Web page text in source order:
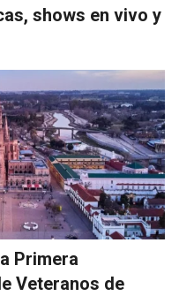
shows en vivo y
Primera
Veteranos de